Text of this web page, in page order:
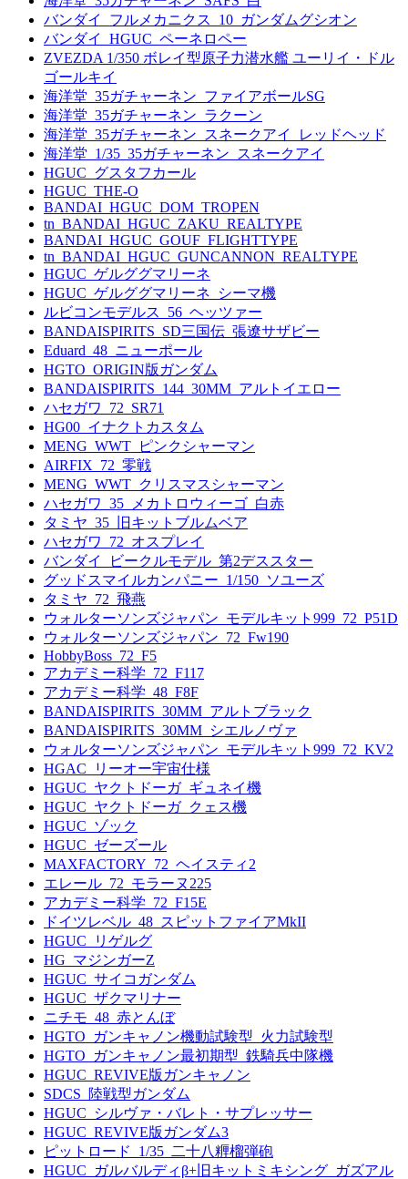
バンダイ_フルメカニクス_10_ガンダムグシオン
バンダイ_HGUC_ペーネロペー
ZVEZDA 1/350 ボレイ型原子力潜水艦 ユーリイ・ドル
ゴールキイ
海洋堂_35ガチャーネン_ファイアボールSG
海洋堂_35ガチャーネン_ラクーン
海洋堂_35ガチャーネン_スネークアイ_レッドヘッド
海洋堂_1/35_35ガチャーネン_スネークアイ
HGUC_グスタフカール
HGUC_THE-O
BANDAI_HGUC_DOM_TROPEN
tn_BANDAI_HGUC_ZAKU_REALTYPE
BANDAI_HGUC_GOUF_FLIGHTTYPE
tn_BANDAI_HGUC_GUNCANNON_REALTYPE
HGUC_ゲルググマリーネ
HGUC_ゲルググマリーネ_シーマ機
ルビコンモデルス_56_ヘッツァー
BANDAISPIRITS_SD三国伝_張遼サザビー
Eduard_48_ニューポール
HGTO_ORIGIN版ガンダム
BANDAISPIRITS_144_30MM_アルトイエロー
ハセガワ_72_SR71
HG00_イナクトカスタム
MENG_WWT_ピンクシャーマン
AIRFIX_72_零戦
MENG_WWT_クリスマスシャーマン
ハセガワ_35_メカトロウィーゴ_白赤
タミヤ_35_旧キットブルムベア
ハセガワ_72_オスプレイ
バンダイ_ビークルモデル_第2デススター
グッドスマイルカンパニー_1/150_ソユーズ
タミヤ_72_飛燕
ウォルターソンズジャパン_モデルキット999_72_P51D
ウォルターソンズジャパン_72_Fw190
HobbyBoss_72_F5
アカデミー科学_72_F117
アカデミー科学_48_F8F
BANDAISPIRITS_30MM_アルトブラック
BANDAISPIRITS_30MM_シエルノヴァ
ウォルターソンズジャパン_モデルキット999_72_KV2
HGAC_リーオー宇宙仕様
HGUC_ヤクトドーガ_ギュネイ機
HGUC_ヤクトドーガ_クェス機
HGUC_ゾック
HGUC_ゼーズール
MAXFACTORY_72_ヘイスティ2
エレール_72_モラーヌ225
アカデミー科学_72_F15E
ドイツレベル_48_スピットファイアMkII
HGUC_リゲルグ
HG_マジンガーZ
HGUC_サイコガンダム
HGUC_ザクマリナー
ニチモ_48_赤とんぼ
HGTO_ガンキャノン機動試験型_火力試験型
HGTO_ガンキャノン最初期型_鉄騎兵中隊機
HGUC_REVIVE版ガンキャノン
SDCS_陸戦型ガンダム
HGUC_シルヴァ・バレト・サプレッサー
HGUC_REVIVE版ガンダム3
ピットロード_1/35_二十八糎榴弾砲
HGUC_ガルバルディβ+旧キットミキシング_ガズアル